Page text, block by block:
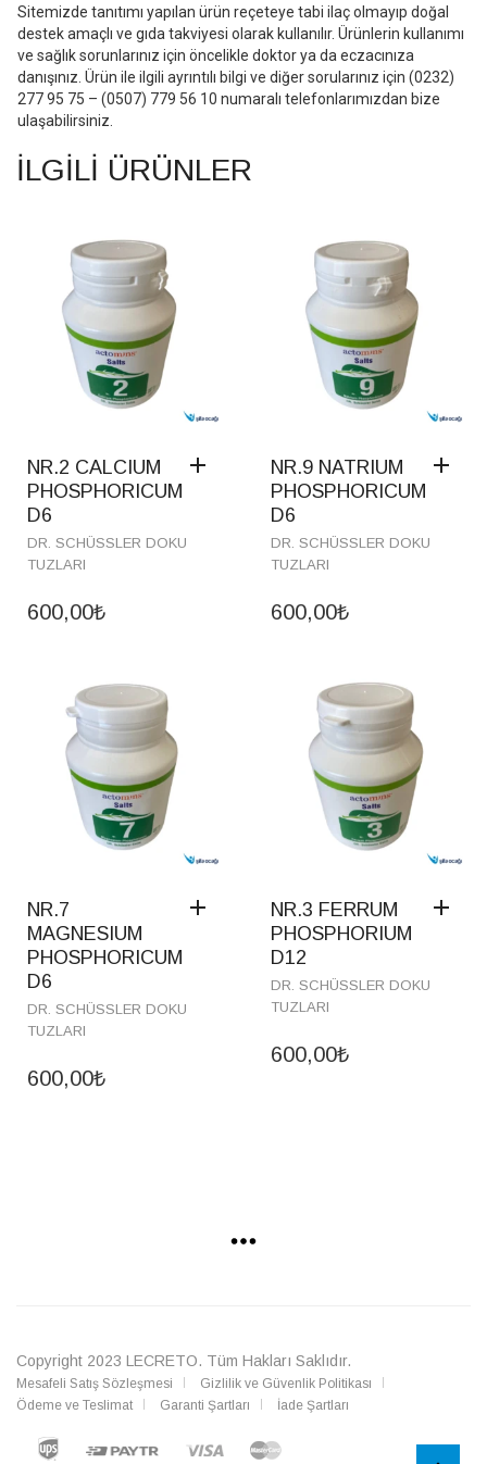
Sitemizde tanıtımı yapılan ürün reçeteye tabi ilaç olmayıp doğal
destek amaçlı ve gıda takviyesi olarak kullanılır. Ürünlerin kullanımı
ve sağlık sorunlarınız için öncelikle doktor ya da eczacınıza
danışınız. Ürün ile ilgili ayrıntılı bilgi ve diğer sorularınız için (0232)
277 95 75 – (0507) 779 56 10 numaralı telefonlarımızdan bize
ulaşabilirsiniz.
İLGILI ÜRÜNLER
NR.2 CALCIUM
PHOSPHORICUM
D6
DR. SCHÜSSLER DOKU
TUZLARI
600,00₺
NR.9 NATRIUM
PHOSPHORICUM
D6
DR. SCHÜSSLER DOKU
TUZLARI
600,00₺
NR.7
MAGNESIUM
PHOSPHORICUM
D6
DR. SCHÜSSLER DOKU
TUZLARI
600,00₺
NR.3 FERRUM
PHOSPHORIUM
D12
DR. SCHÜSSLER DOKU
TUZLARI
600,00₺
Copyright 2023 LECRETO. Tüm Hakları Saklıdır.
Mesafeli Satış Sözleşmesi
Gizlilik ve Güvenlik Politikası
Ödeme ve Teslimat
Garanti Şartları İade Şartları